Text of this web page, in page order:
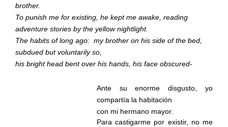
brother.
To punish me for existing, he kept me awake, reading
adventure stories by the yellow nightlight.
The habits of long ago: my brother on his side of the bed,
subdued but voluntarily so,
his bright head bent over his hands, his face obscured-
Ante su enorme disgusto, yo
compartía la habitación
con mi hermano mayor.
Para castigarme por existir, no me